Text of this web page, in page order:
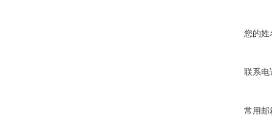
您的姓
联系电
常用邮